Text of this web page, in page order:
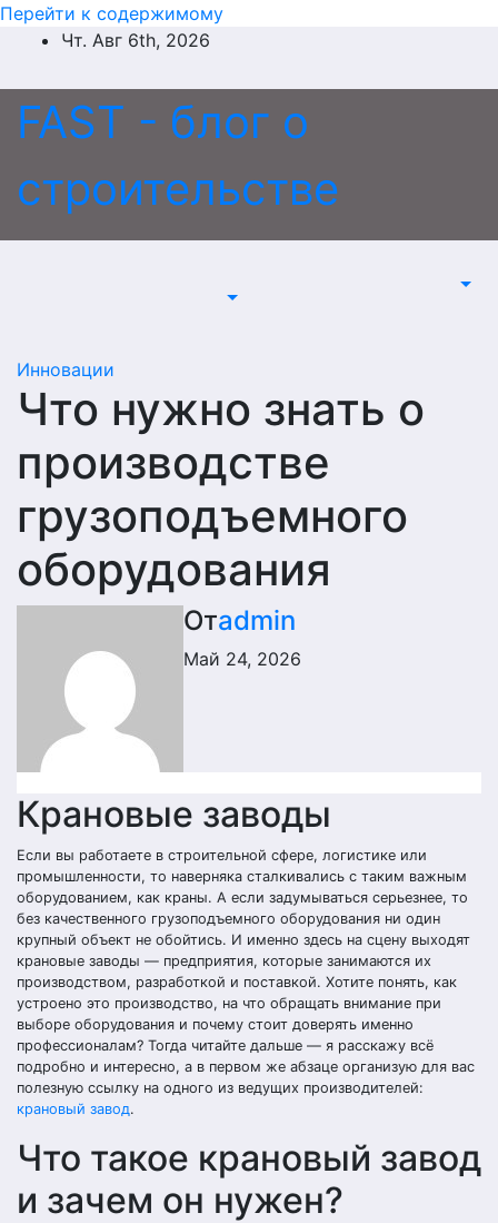
Перейти к содержимому
Чт. Авг 6th, 2026
FAST - блог о
строительстве
Инновации
Что нужно знать о
производстве
грузоподъемного
оборудования
Отadmin
Май 24, 2026
Крановые заводы
Если вы работаете в строительной сфере, логистике или
промышленности, то наверняка сталкивались с таким важным
оборудованием, как краны. А если задумываться серьезнее, то
без качественного грузоподъемного оборудования ни один
крупный объект не обойтись. И именно здесь на сцену выходят
крановые заводы — предприятия, которые занимаются их
производством, разработкой и поставкой. Хотите понять, как
устроено это производство, на что обращать внимание при
выборе оборудования и почему стоит доверять именно
профессионалам? Тогда читайте дальше — я расскажу всё
подробно и интересно, а в первом же абзаце организую для вас
полезную ссылку на одного из ведущих производителей:
крановый завод.
Что такое крановый завод
и зачем он нужен?